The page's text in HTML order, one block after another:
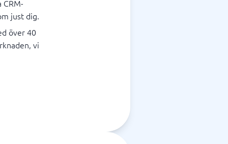
just dig.
över 40
vi